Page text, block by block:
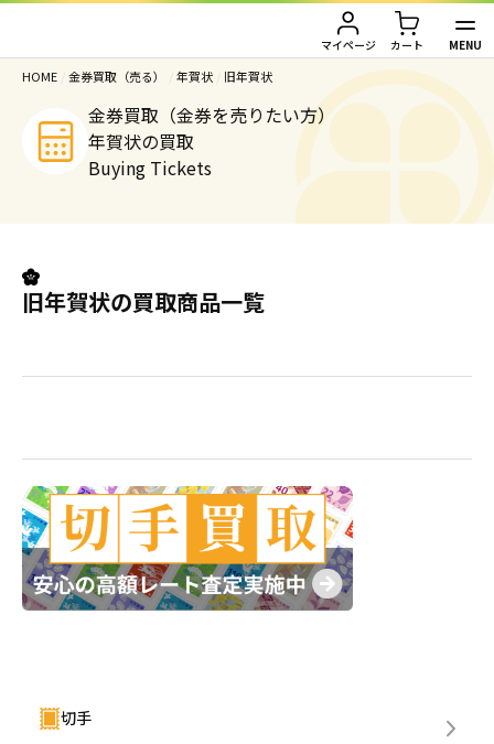
マイページ カート MENU
TOP
金券買取（金券を売りたい方）
切手
株主優待券
ハガキ・レターパック・印紙
商品券・ギフト券
ビール券・清酒券
通信・テレカ
切手
JAL・ANA航空券
ハガキ・レターパック・印紙
商品券・ギフト券
ビール券
通信・テレカ
お客様の声
会社情報
採用情報
コラム
お知らせ
HOME 金券買取（売る） 年賀状 旧年賀状
金券買取（金券を売りたい方）
年賀状の買取
Buying Tickets
切手
旧年賀状の買取商品一覧